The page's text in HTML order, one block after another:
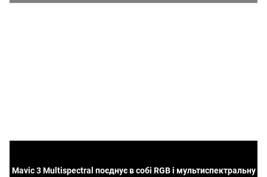
Mavic 3 Multispectral поєднує в собі RGB і мультиспектральну